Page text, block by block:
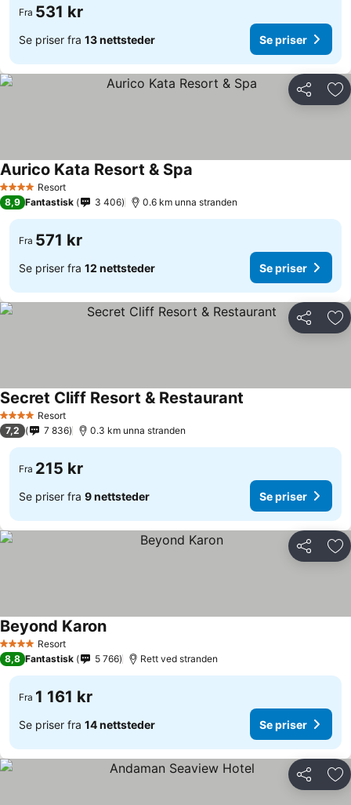
Fra 531 kr
Se priser fra 13 nettsteder Se priser
Del
4 StjernerResort
Aurico Kata Resort & Spa
8,9 Fantastisk 3 406 0.6 km unna stranden
Fra 571 kr
Se priser fra 12 nettsteder Se priser
Del
4 StjernerResort
Secret Cliff Resort & Restaurant
7,2 7 836 0.3 km unna stranden
Fra 215 kr
Se priser fra 9 nettsteder Se priser
Del
4 StjernerResort
Beyond Karon
8,8 Fantastisk 5 766 Rett ved stranden
Fra 1 161 kr
Se priser fra 14 nettsteder Se priser
Del